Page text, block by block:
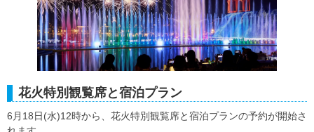
花火特別観覧席と宿泊プラン
6月18日(水)12時から、花火特別観覧席と宿泊プランの予約が開始さ